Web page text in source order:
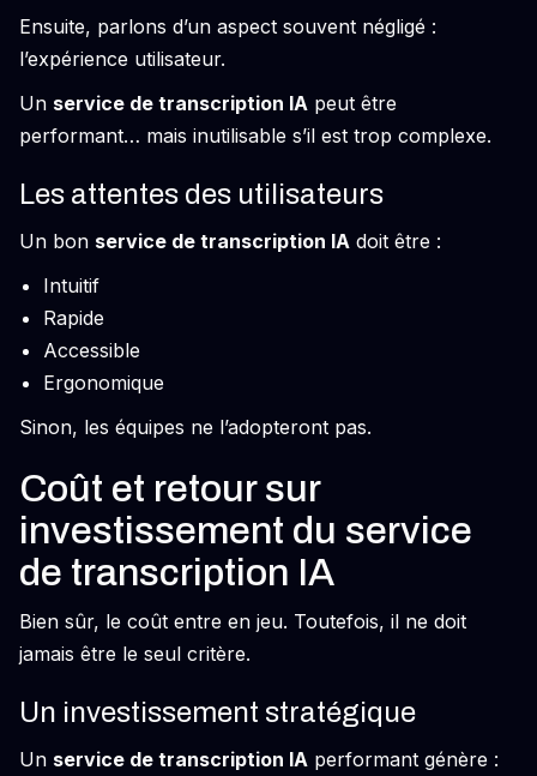
Ensuite, parlons d’un aspect souvent négligé :
l’expérience utilisateur.
Un service de transcription IA peut être
performant… mais inutilisable s’il est trop complexe.
Les attentes des utilisateurs
Un bon service de transcription IA doit être :
Intuitif
Rapide
Accessible
Ergonomique
Sinon, les équipes ne l’adopteront pas.
Coût et retour sur
investissement du service
de transcription IA
Bien sûr, le coût entre en jeu. Toutefois, il ne doit
jamais être le seul critère.
Un investissement stratégique
Un service de transcription IA performant génère :